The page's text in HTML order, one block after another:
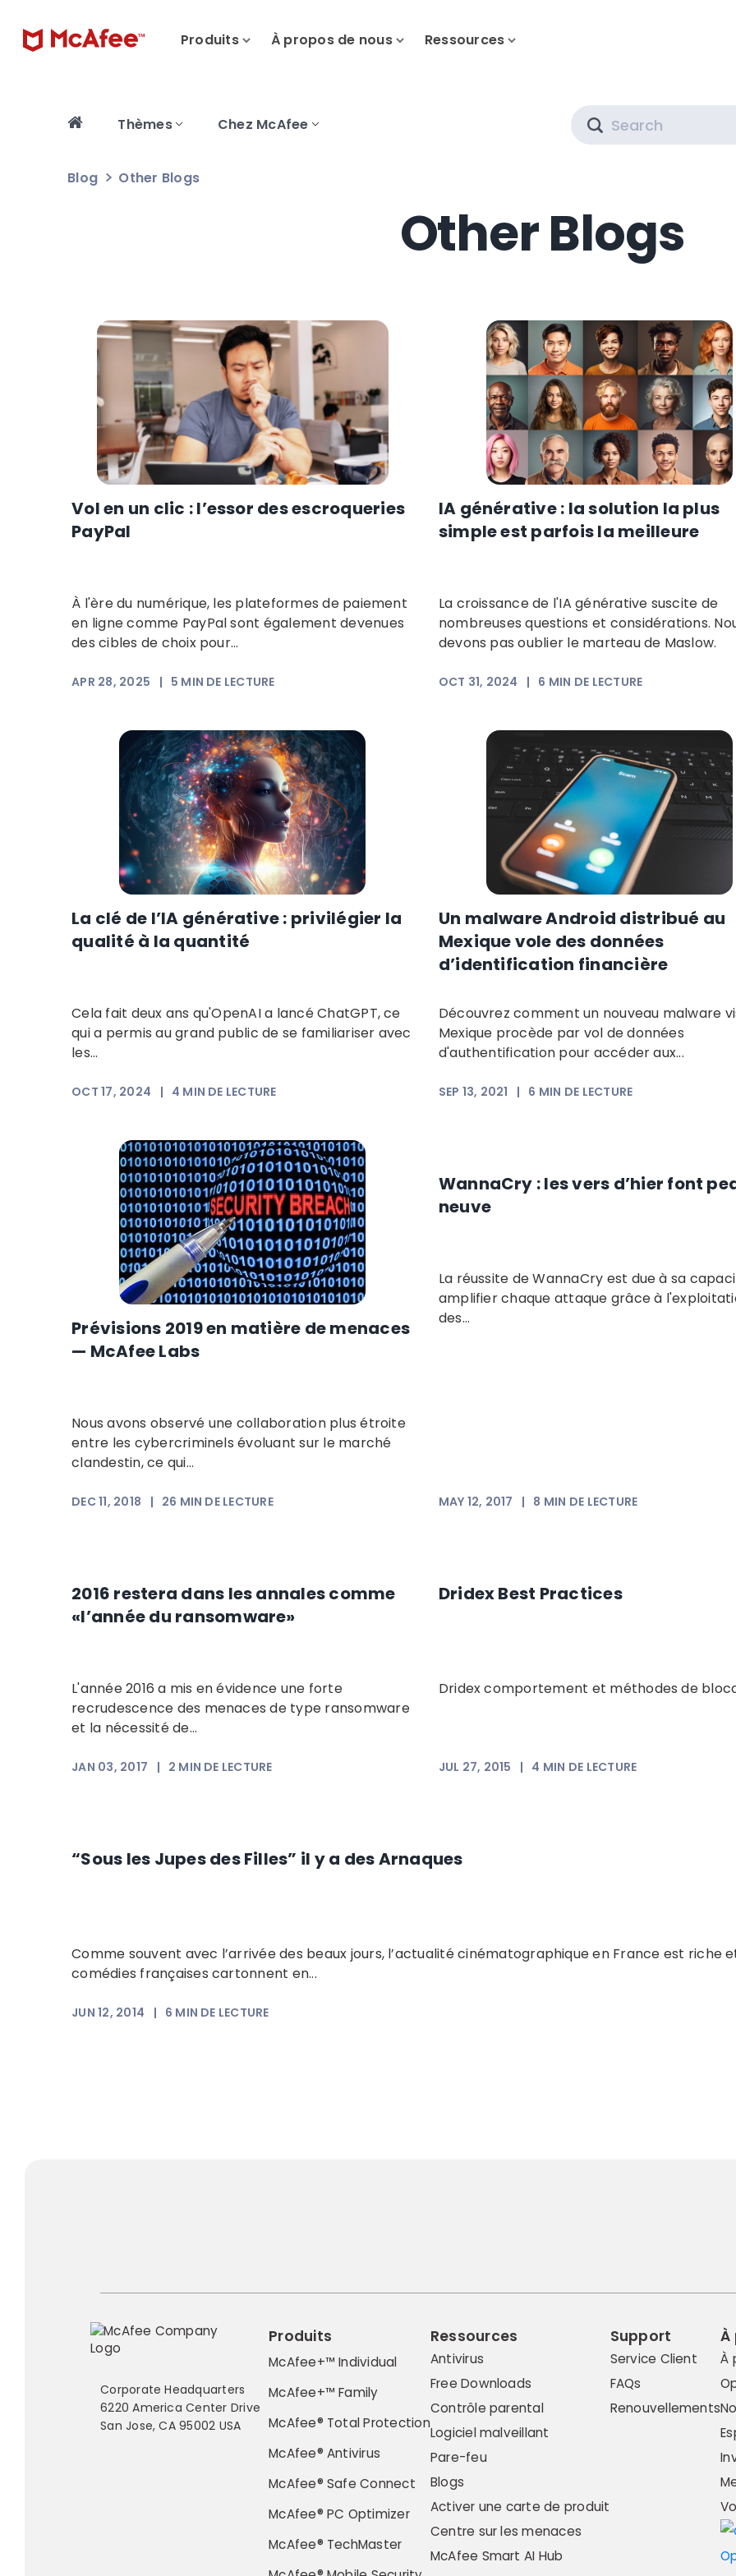
Produits À propos de nous Ressources
Thèmes Chez McAfee
Blog Other Blogs
Other Blogs
Vol en un clic : l’essor des escroqueries
PayPal
À l'ère du numérique, les plateformes de paiement
en ligne comme PayPal sont également devenues
des cibles de choix pour...
APR 28, 2025 | 5 MIN DE LECTURE
IA générative : la solution la plus
simple est parfois la meilleure
La croissance de l'IA générative suscite de
nombreuses questions et considérations.
devons pas oublier le marteau de Maslow.
OCT 31, 2024 | 6 MIN DE LECTURE
La clé de l’IA générative : privilégier la
qualité à la quantité
Cela fait deux ans qu'OpenAI a lancé ChatGPT, ce
qui a permis au grand public de se familiariser avec
les...
OCT 17, 2024 | 4 MIN DE LECTURE
Un malware Android distribué au
Mexique vole des données
d’identification financière
Découvrez comment un nouveau malware
Mexique procède par vol de données
d'authentification pour accéder aux...
SEP 13, 2021 | 6 MIN DE LECTURE
Prévisions 2019 en matière de menaces
— McAfee Labs
Nous avons observé une collaboration plus étroite
entre les cybercriminels évoluant sur le marché
clandestin, ce qui...
DEC 11, 2018 | 26 MIN DE LECTURE
WannaCry : les vers d’hier font
neuve
La réussite de WannaCry est due à sa
amplifier chaque attaque grâce à
des...
MAY 12, 2017 | 8 MIN DE LECTURE
2016 restera dans les annales comme
«l’année du ransomware»
L'année 2016 a mis en évidence une forte
recrudescence des menaces de type ransomware
et la nécessité de...
JAN 03, 2017 | 2 MIN DE LECTURE
Dridex Best Practices
Dridex comportement et méthodes de
JUL 27, 2015 | 4 MIN DE LECTURE
“Sous les Jupes des Filles” il y a des Arnaques
Comme souvent avec l’arrivée des beaux jours, l’actualité cinématographique en France est riche
comédies françaises cartonnent en...
JUN 12, 2014 | 6 MIN DE LECTURE
Corporate Headquarters
6220 America Center Drive
San Jose, CA 95002 USA
Produits
McAfee+™ Individual
McAfee+™ Family
McAfee® Total Protection
McAfee® Antivirus
McAfee® Safe Connect
McAfee® PC Optimizer
McAfee® TechMaster
Ressources
Antivirus
Free Downloads
Contrôle parental
Logiciel malveillant
Pare-feu
Blogs
Activer une carte de produit
Centre sur les menaces
McAfee Smart AI Hub
Support
Service Client
FAQs
Renouvellements
À
À